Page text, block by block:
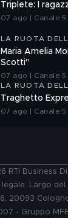
Triplete: I
07 ago | Canale 5
LA RUOTA
Maria Amelia
Scotti"
07 ago | Canale 5
LA RUOTA
Traghetto
07 ago | Canale 5
RTI Business
Largo del
20093
- Gruppo